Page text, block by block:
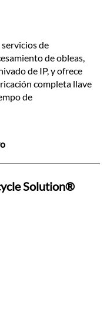
de
de obleas,
de IP, y ofrece
completa llave
de
Solution®